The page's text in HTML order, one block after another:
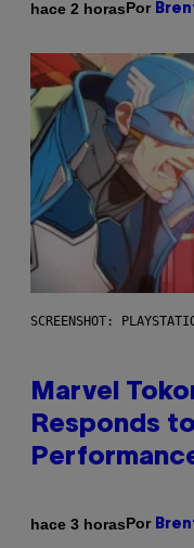
hace 2 horasPor
SCREENSHOT:
Marvel
Responds
hace 3 horasPor